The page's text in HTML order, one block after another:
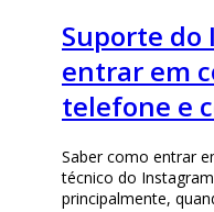
Suporte do
entrar em
telefone e
Saber como entrar
técnico do
principalmente,